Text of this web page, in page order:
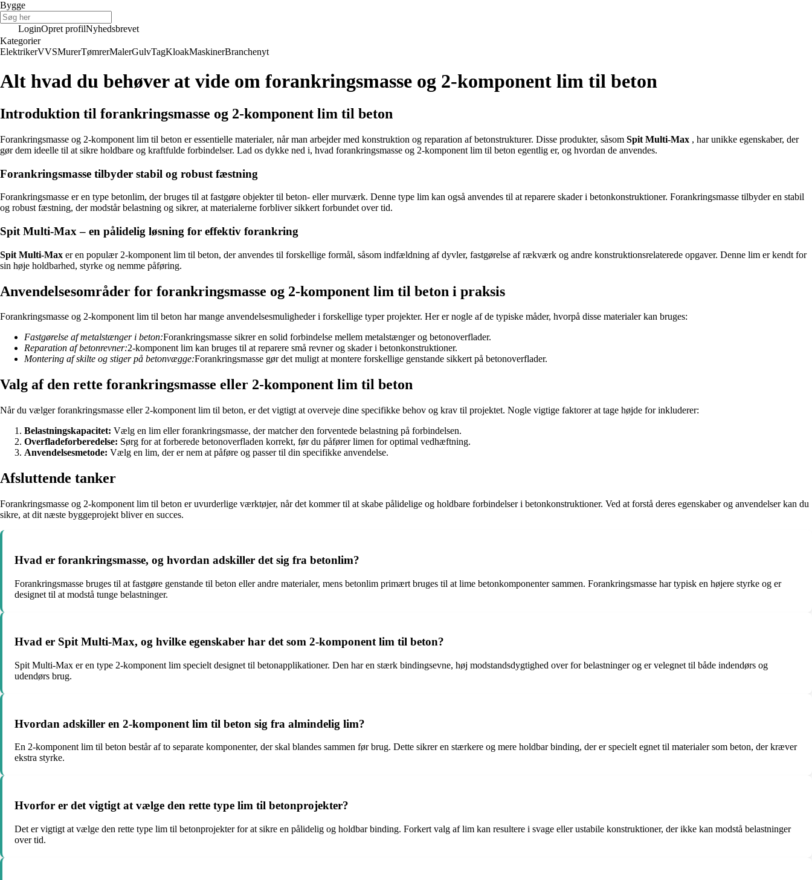
Bygge
LoginOpret profilNyhedsbrevet
Kategorier
ElektrikerVVSMurerTømrerMalerGulvTagKloakMaskinerBranchenyt
Alt hvad du behøver at vide om forankringsmasse og 2-komponent lim til beton
Introduktion til forankringsmasse og 2-komponent lim til beton
Forankringsmasse og 2-komponent lim til beton er essentielle materialer, når man arbejder med konstruktion og reparation af betonstrukturer. Disse produkter, såsom Spit Multi-Max , har unikke egenskaber, der
gør dem ideelle til at sikre holdbare og kraftfulde forbindelser. Lad os dykke ned i, hvad forankringsmasse og 2-komponent lim til beton egentlig er, og hvordan de anvendes.
Forankringsmasse tilbyder stabil og robust fæstning
Forankringsmasse er en type betonlim, der bruges til at fastgøre objekter til beton- eller murværk. Denne type lim kan også anvendes til at reparere skader i betonkonstruktioner. Forankringsmasse tilbyder en stabil
og robust fæstning, der modstår belastning og sikrer, at materialerne forbliver sikkert forbundet over tid.
Spit Multi-Max – en pålidelig løsning for effektiv forankring
Spit Multi-Max er en populær 2-komponent lim til beton, der anvendes til forskellige formål, såsom indfældning af dyvler, fastgørelse af rækværk og andre konstruktionsrelaterede opgaver. Denne lim er kendt for
sin høje holdbarhed, styrke og nemme påføring.
Anvendelsesområder for forankringsmasse og 2-komponent lim til beton i praksis
Forankringsmasse og 2-komponent lim til beton har mange anvendelsesmuligheder i forskellige typer projekter. Her er nogle af de typiske måder, hvorpå disse materialer kan bruges:
Fastgørelse af metalstænger i beton:Forankringsmasse sikrer en solid forbindelse mellem metalstænger og betonoverflader.
Reparation af betonrevner:2-komponent lim kan bruges til at reparere små revner og skader i betonkonstruktioner.
Montering af skilte og stiger på betonvægge:Forankringsmasse gør det muligt at montere forskellige genstande sikkert på betonoverflader.
Valg af den rette forankringsmasse eller 2-komponent lim til beton
Når du vælger forankringsmasse eller 2-komponent lim til beton, er det vigtigt at overveje dine specifikke behov og krav til projektet. Nogle vigtige faktorer at tage højde for inkluderer:
Belastningskapacitet: Vælg en lim eller forankringsmasse, der matcher den forventede belastning på forbindelsen.
Overfladeforberedelse: Sørg for at forberede betonoverfladen korrekt, før du påfører limen for optimal vedhæftning.
Anvendelsesmetode: Vælg en lim, der er nem at påføre og passer til din specifikke anvendelse.
Afsluttende tanker
Forankringsmasse og 2-komponent lim til beton er uvurderlige værktøjer, når det kommer til at skabe pålidelige og holdbare forbindelser i betonkonstruktioner. Ved at forstå deres egenskaber og anvendelser kan du
sikre, at dit næste byggeprojekt bliver en succes.
Hvad er forankringsmasse, og hvordan adskiller det sig fra betonlim?
Forankringsmasse bruges til at fastgøre genstande til beton eller andre materialer, mens betonlim primært bruges til at lime betonkomponenter sammen. Forankringsmasse har typisk en højere styrke og er
designet til at modstå tunge belastninger.
Hvad er Spit Multi-Max, og hvilke egenskaber har det som 2-komponent lim til beton?
Spit Multi-Max er en type 2-komponent lim specielt designet til betonapplikationer. Den har en stærk bindingsevne, høj modstandsdygtighed over for belastninger og er velegnet til både indendørs og
udendørs brug.
Hvordan adskiller en 2-komponent lim til beton sig fra almindelig lim?
En 2-komponent lim til beton består af to separate komponenter, der skal blandes sammen før brug. Dette sikrer en stærkere og mere holdbar binding, der er specielt egnet til materialer som beton, der kræver
ekstra styrke.
Hvorfor er det vigtigt at vælge den rette type lim til betonprojekter?
Det er vigtigt at vælge den rette type lim til betonprojekter for at sikre en pålidelig og holdbar binding. Forkert valg af lim kan resultere i svage eller ustabile konstruktioner, der ikke kan modstå belastninger
over tid.